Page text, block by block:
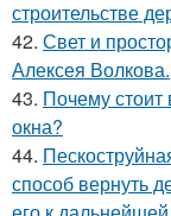
строительстве
42. Свет и
Алексея Волкова.
43. Почему стоит
окна?
44.
способ вернуть